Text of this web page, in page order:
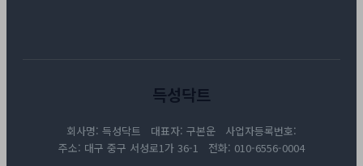
득성닥트
회사명: 득성닥트 대표자: 구본운 사업자등록번호:
주소: 대구 중구 서성로1가 36-1 전화: 010-6556-0004